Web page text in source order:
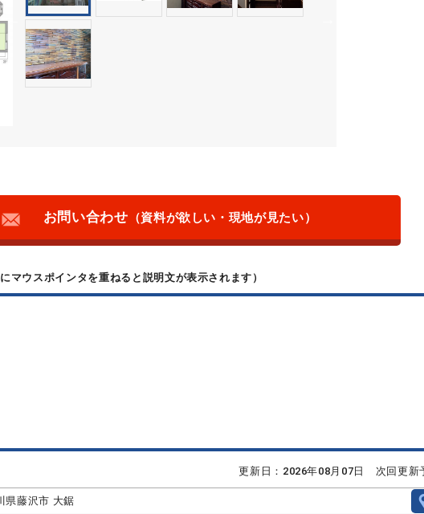
お問い合わせ （資料が欲しい・現地が見たい）
マウスポインタを重ねると説明文が表示されます）
更新日：2026年08月07日 次回更新
県藤沢市 大鋸